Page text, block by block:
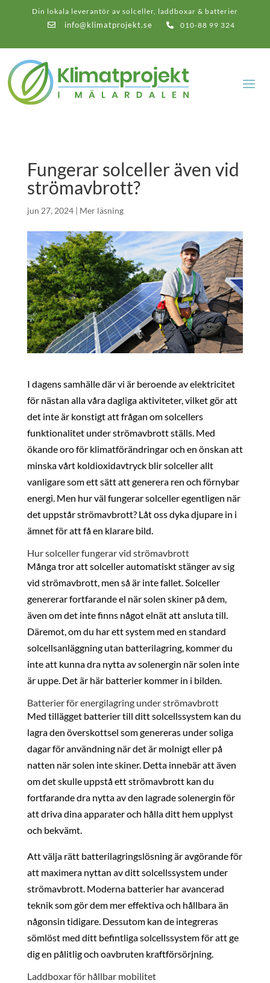
Din lokala leverantör av solceller, laddboxar & batterier
info@klimatprojekt.se 010-88 99 324
Fungerar solceller även vid
strömavbrott?
jun 27, 2024| Mer läsning
I dagens samhälle där vi är beroende av elektricitet
för nästan alla våra dagliga aktiviteter, vilket gör att
det inte är konstigt att frågan om solcellers
funktionalitet under strömavbrott ställs. Med
ökande oro för klimatförändringar och en önskan att
minska vårt koldioxidavtryck blir solceller allt
vanligare som ett sätt att generera ren och förnybar
energi. Men hur väl fungerar solceller egentligen när
det uppstår strömavbrott? Låt oss dyka djupare in i
ämnet för att få en klarare bild.
Hur solceller fungerar vid strömavbrott
Många tror att solceller automatiskt stänger av sig
vid strömavbrott, men så är inte fallet. Solceller
genererar fortfarande el när solen skiner på dem,
även om det inte finns något elnät att ansluta till.
Däremot, om du har ett system med en standard
solcellsanläggning utan batterilagring, kommer du
inte att kunna dra nytta av solenergin när solen inte
är uppe. Det är här batterier kommer in i bilden.
Batterier för energilagring under strömavbrott
Med tillägget batterier till ditt solcellssystem kan du
lagra den överskottsel som genereras under soliga
dagar för användning när det är molnigt eller på
natten när solen inte skiner. Detta innebär att även
om det skulle uppstå ett strömavbrott kan du
fortfarande dra nytta av den lagrade solenergin för
att driva dina apparater och hålla ditt hem upplyst
och bekvämt.
Att välja rätt batterilagringslösning är avgörande för
att maximera nyttan av ditt solcellssystem under
strömavbrott. Moderna batterier har avancerad
teknik som gör dem mer effektiva och hållbara än
någonsin tidigare. Dessutom kan de integreras
sömlöst med ditt befintliga solcellssystem för att ge
dig en pålitlig och oavbruten kraftförsörjning.
Laddboxar för hållbar mobilitet